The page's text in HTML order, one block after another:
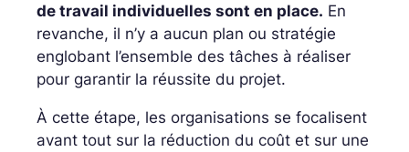
de travail individuelles sont en place. En
revanche, il n’y a aucun plan ou stratégie
englobant l’ensemble des tâches à réaliser
pour garantir la réussite du projet.
À cette étape, les organisations se focalisent
avant tout sur la réduction du coût et sur une